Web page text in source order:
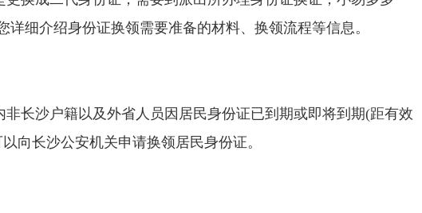
详细介绍身份证换领需要准备的材料、换领流程等信息。
非长沙户籍以及外省人员因居民身份证已到期或即将到期(距有效
向长沙公安机关申请换领居民身份证。